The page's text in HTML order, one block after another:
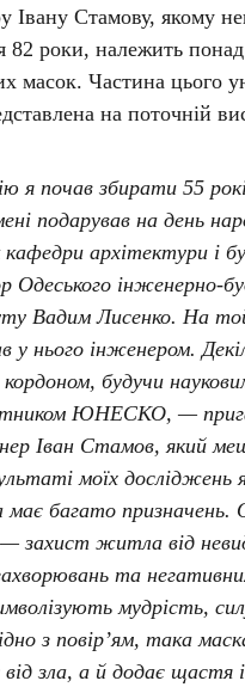
Івану Стамову, якому
82 роки, належить
масок. Частина цього
на поточній
я почав збирати55
подарував на день
кафедри архітектури і
Одеського інженерно-
Вадим Лисенко. На
у нього інженером.
кордоном, будучи
ЮНЕСКО, —
Іван Стамов, який
моїх досліджень
має багато призначень.
— захист житла від
та
мудрість,
з повір’ям, така
зла, а й додає щастя